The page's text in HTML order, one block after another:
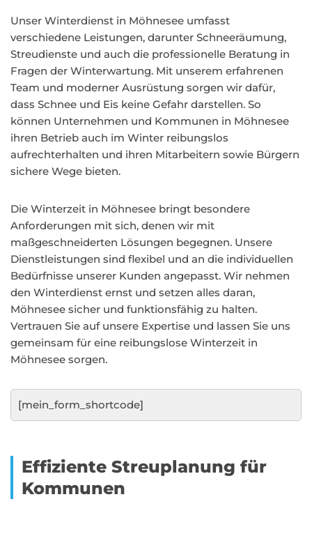
Unser Winterdienst in Möhnesee umfasst
verschiedene Leistungen, darunter Schneeräumung,
Streudienste und auch die professionelle Beratung in
Fragen der Winterwartung. Mit unserem erfahrenen
Team und moderner Ausrüstung sorgen wir dafür,
dass Schnee und Eis keine Gefahr darstellen. So
können Unternehmen und Kommunen in Möhnesee
ihren Betrieb auch im Winter reibungslos
aufrechterhalten und ihren Mitarbeitern sowie Bürgern
sichere Wege bieten.
Die Winterzeit in Möhnesee bringt besondere
Anforderungen mit sich, denen wir mit
maßgeschneiderten Lösungen begegnen. Unsere
Dienstleistungen sind flexibel und an die individuellen
Bedürfnisse unserer Kunden angepasst. Wir nehmen
den Winterdienst ernst und setzen alles daran,
Möhnesee sicher und funktionsfähig zu halten.
Vertrauen Sie auf unsere Expertise und lassen Sie uns
gemeinsam für eine reibungslose Winterzeit in
Möhnesee sorgen.
[mein_form_shortcode]
Effiziente Streuplanung für
Kommunen